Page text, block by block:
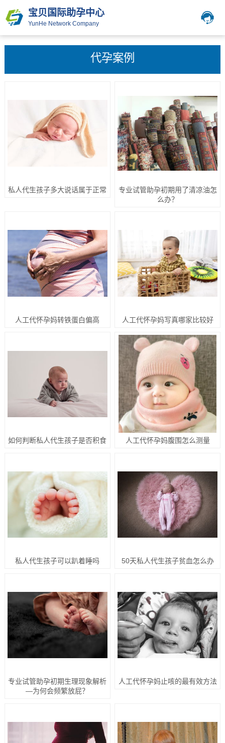
宝贝国际助孕中心
YunHe Network Company
代孕案例
私人代生孩子多大说话属于正常
专业试管助孕初期用了清凉油怎
么办？
人工代怀孕妈转铁蛋白偏高 人工代怀孕妈写真哪家比较好
如何判断私人代生孩子是否积食 人工代怀孕妈腹围怎么测量
私人代生孩子可以趴着睡吗 50天私人代生孩子贫血怎么办
专业试管助孕初期生理现象解析
—为何会频繁放屁？
人工代怀孕妈止咳的最有效方法